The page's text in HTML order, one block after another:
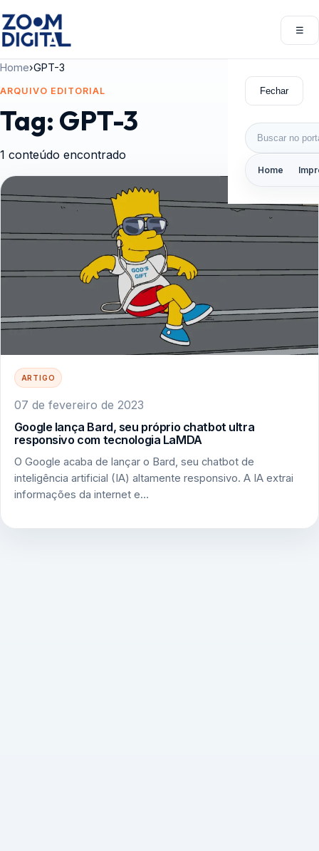
☰
Fechar
Buscar por:
Home
Home›GPT-3
ARQUIVO EDITORIAL
Tag: GPT-3
1 conteúdo encontrado
ARTIGO
07 de fevereiro de 2023
Google lança Bard, seu próprio chatbot ultra
responsivo com tecnologia LaMDA
O Google acaba de lançar o Bard, seu chatbot de
inteligência artificial (IA) altamente responsivo. A IA extrai
informações da internet e…